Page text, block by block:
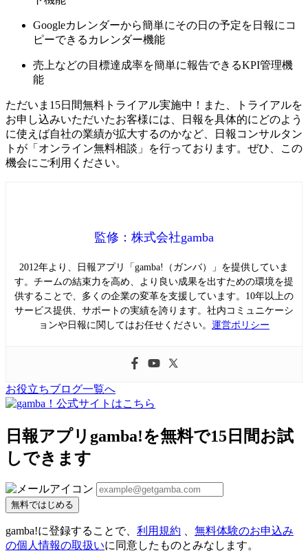
Googleカレンダーから簡単にその日の予定を日報にコ
ピーできるカレンダー機能
売上などの目標達成率を簡単に報告できるKPI管理機
能
ただいま15日間無料トライアル実施中！また、トライアルを
お申し込みいただいたお客様には、日報を具体的にどのよう
に使えば自社の業績が拡大するのかなど、日報コンサルタン
トが「オンライン無料相談」を行っております。ぜひ、この
機会にご利用ください。
監修：株式会社gamba
2012年より、日報アプリ「gamba!（ガンバ）」を提供していま
す。チームの結束力を高め、より良い成果を出すための環境を提
供することで、多くの企業の変革を支援しています。10年以上の
サービス提供、サポートの実績を誇ります。社内コミュニケーシ
ョンや日報に関してはお任せください。 運営ポリシー
お役立ちブログ一覧へ
日報アプリgamba!を無料で15日間お試
しできます
無料ではじめる
gamba!に登録することで、 利用規約 、 無料体験のお申込み
の個人情報の取扱いに同意したものとみなします。